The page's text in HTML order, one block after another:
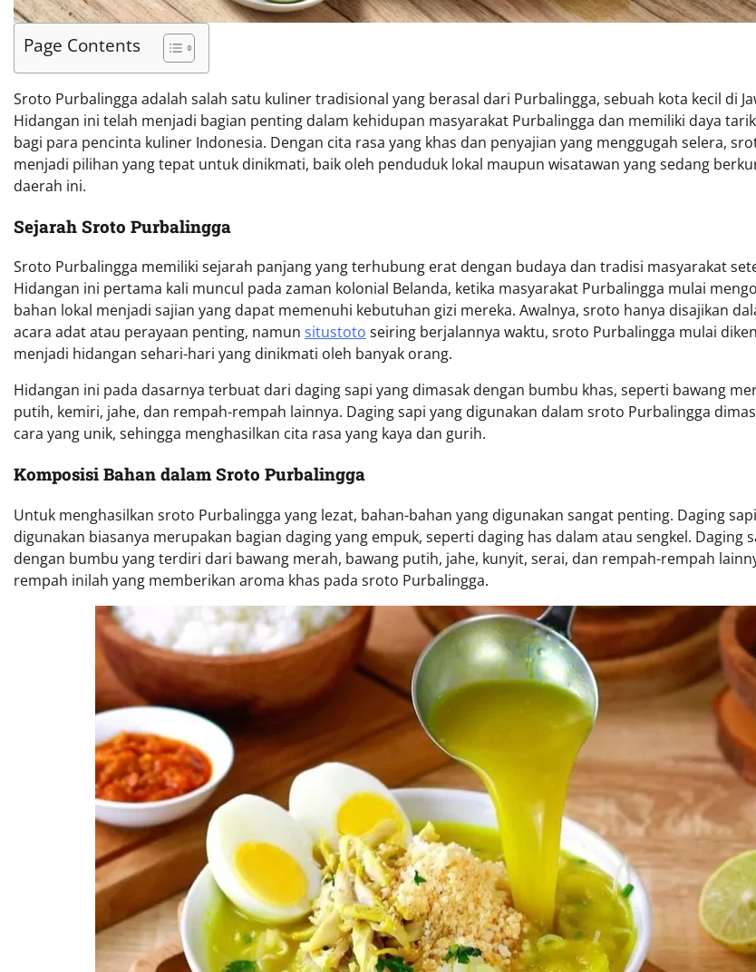
Page Contents
Sroto Purbalingga adalah salah satu kuliner tradisional yang berasal dari Purbalingga, sebuah kota kecil di
Hidangan ini telah menjadi bagian penting dalam kehidupan masyarakat Purbalingga dan memiliki daya
bagi para pencinta kuliner Indonesia. Dengan cita rasa yang khas dan penyajian yang menggugah selera,
menjadi pilihan yang tepat untuk dinikmati, baik oleh penduduk lokal maupun wisatawan yang sedang
daerah ini.
Sejarah Sroto Purbalingga
Sroto Purbalingga memiliki sejarah panjang yang terhubung erat dengan budaya dan tradisi masyarakat
Hidangan ini pertama kali muncul pada zaman kolonial Belanda, ketika masyarakat Purbalingga mulai
bahan lokal menjadi sajian yang dapat memenuhi kebutuhan gizi mereka. Awalnya, sroto hanya disajikan
acara adat atau perayaan penting, namun situstoto seiring berjalannya waktu, sroto Purbalingga mulai
menjadi hidangan sehari-hari yang dinikmati oleh banyak orang.
Hidangan ini pada dasarnya terbuat dari daging sapi yang dimasak dengan bumbu khas, seperti bawang
putih, kemiri, jahe, dan rempah-rempah lainnya. Daging sapi yang digunakan dalam sroto Purbalingga
cara yang unik, sehingga menghasilkan cita rasa yang kaya dan gurih.
Komposisi Bahan dalam Sroto Purbalingga
Untuk menghasilkan sroto Purbalingga yang lezat, bahan-bahan yang digunakan sangat penting. Daging
digunakan biasanya merupakan bagian daging yang empuk, seperti daging has dalam atau sengkel. Daging
dengan bumbu yang terdiri dari bawang merah, bawang putih, jahe, kunyit, serai, dan rempah-rempah
rempah inilah yang memberikan aroma khas pada sroto Purbalingga.